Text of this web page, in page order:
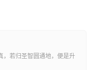
方，合属去处，赦民过
。颁降符章经道，付臣
，紫极冰轮洪波鼓舞大
灵上相瑞光仙师，六华
，若归圣智圆通地，便是升